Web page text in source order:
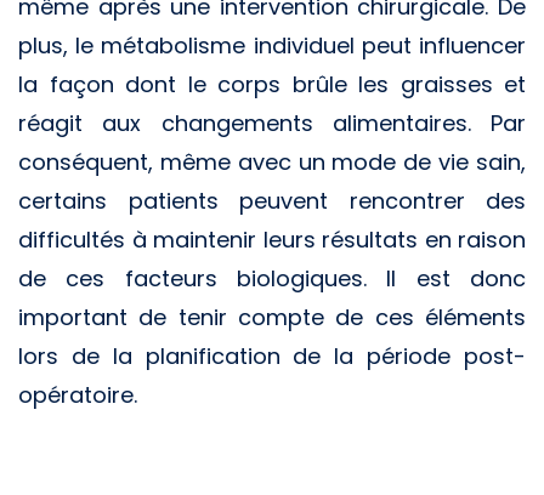
même après une intervention chirurgicale. De
plus, le métabolisme individuel peut influencer
la façon dont le corps brûle les graisses et
réagit aux changements alimentaires. Par
conséquent, même avec un mode de vie sain,
certains patients peuvent rencontrer des
difficultés à maintenir leurs résultats en raison
de ces facteurs biologiques. Il est donc
important de tenir compte de ces éléments
lors de la planification de la période post-
opératoire.